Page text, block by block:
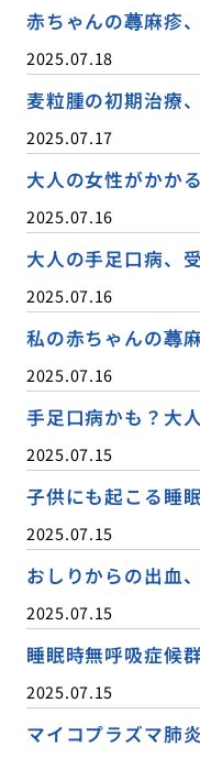
赤ちゃんの蕁麻疹
2025.07.18
麦粒腫の初期治療
2025.07.17
大人の女性がかか
2025.07.16
大人の手足口病、
2025.07.16
私の赤ちゃんの蕁
2025.07.16
手足口病かも？大
2025.07.15
子供にも起こる睡
2025.07.15
おしりからの出血
2025.07.15
睡眠時無呼吸症候
2025.07.15
マイコプラズマ肺